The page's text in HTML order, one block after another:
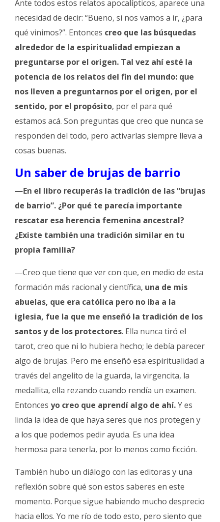
Ante todos estos relatos apocalípticos, aparece una
necesidad de decir: “Bueno, si nos vamos a ir, ¿para
qué vinimos?”. Entonces creo que las búsquedas
alrededor de la espiritualidad empiezan a
preguntarse por el origen. Tal vez ahí esté la
potencia de los relatos del fin del mundo: que
nos lleven a preguntarnos por el origen, por el
sentido, por el propósito, por el para qué
estamos acá. Son preguntas que creo que nunca se
responden del todo, pero activarlas siempre lleva a
cosas buenas.
Un saber de brujas de barrio
—En el libro recuperás la tradición de las “brujas
de barrio”. ¿Por qué te parecía importante
rescatar esa herencia femenina ancestral?
¿Existe también una tradición similar en tu
propia familia?
—Creo que tiene que ver con que, en medio de esta
formación más racional y científica, una de mis
abuelas, que era católica pero no iba a la
iglesia, fue la que me enseñó la tradición de los
santos y de los protectores. Ella nunca tiró el
tarot, creo que ni lo hubiera hecho; le debía parecer
algo de brujas. Pero me enseñó esa espiritualidad a
través del angelito de la guarda, la virgencita, la
medallita, ella rezando cuando rendía un examen.
Entonces yo creo que aprendí algo de ahí.Y es
linda la idea de que haya seres que nos protegen y
a los que podemos pedir ayuda. Es una idea
hermosa para tenerla, por lo menos como ficción.
También hubo un diálogo con las editoras y una
reflexión sobre qué son estos saberes en este
momento. Porque sigue habiendo mucho desprecio
hacia ellos. Yo me río de todo esto, pero siento que